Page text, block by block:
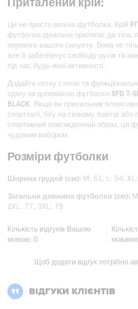
Це не просто вільна футболка. Крій
футболка ідеально прилягає до тіла,
переваги вашого силуету. Вона не
але й забезпечує свободу рухів та
під час будь-якої активності.
Додайте нотку стилю та
одягу за допомогою футболки SFD T-
BLACK . Якщо ви прихильник
спортзалі, бігу на свіжому повітрі або
спортивний повсякденний образ, ця
чудовим вибором.
Розміри футболки
Ширина грудей (см): M: 51, L: 54,
Загальна довжина футболки (см):
2XL: 77, 3XL: 79
Кількість відгуків Вашою
мовою: 0
мовами:
Щоб додати відгук потрібно
ВІДГУКИ КЛІЄНТІВ